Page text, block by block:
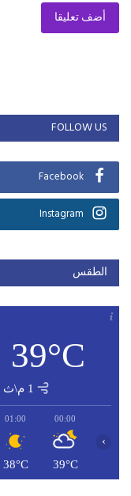
أضف تعليقا
FOLLOW US
Facebook
Instagram
الطقس
39°C
1 م\ث
00:00
39°C
01:00
38°C
›